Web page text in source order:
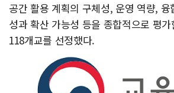
공간 활용 계획의 구체성, 운영 역량, 융
성과 확산 가능성 등을 종합적으로 평
118개교를 선정했다.